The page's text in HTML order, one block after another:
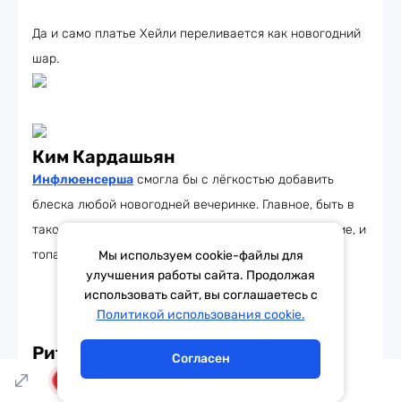
Да и само платье Хейли переливается как новогодний
шар.
Ким Кардашьян
Инфлюенсерша смогла бы с лёгкостью добавить
блеска любой новогодней вечеринке. Главное, быть в
таком наряде аккуратной — одно неловкое движение, и
топа с юбкой нет.
Рита Ора
Исполнительница вовсю готовится к празднику. Даже
Тема дня Гороскоп
Мы используем cookie-файлы для
улучшения работы сайта. Продолжая
использовать сайт, вы соглашаетесь с
Политикой использования cookie.
Согласен